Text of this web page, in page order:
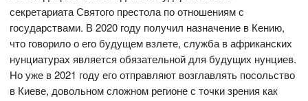
секретариата Святого престола по отношениям с
государствами. В 2020 году получил назначение в Кению,
что говорило о его будущем взлете, служба в африканских
нунциатурах является обязательной для будущих нунциев.
Но уже в 2021 году его отправляют возглавлять посольство
в Киеве, довольном сложном регионе с точки зрения как